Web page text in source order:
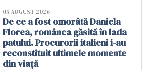
05 AUGUST 2026
De ce a fost omorâtă Daniela
Florea, românca găsită în lada
patului. Procurorii italieni i-au
reconstituit ultimele momente
din viață